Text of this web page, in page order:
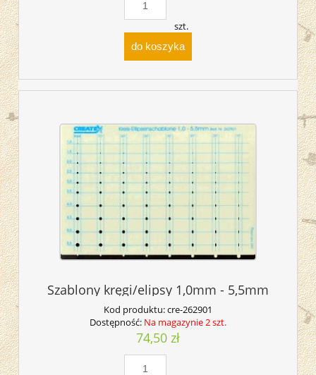
szt.
do koszyka
Szablony kręgi/elipsy 1,0mm - 5,5mm
Kod produktu:cre-262901
Dostępność: Na magazynie 2 szt.
74,50 zł